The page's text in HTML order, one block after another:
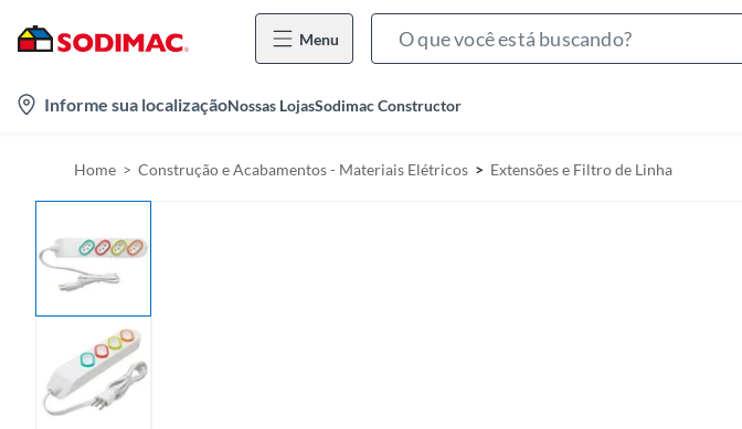
Menu
Informe sua localizaçãoNossas LojasSodimac Constructor
Home Construção e Acabamentos - Materiais Elétricos Extensões e Filtro de Linha